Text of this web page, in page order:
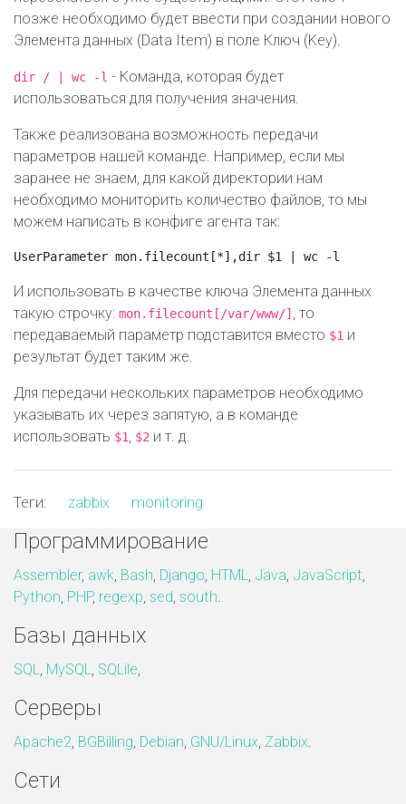
позже необходимо будет ввести при создании нового
Элемента данных (Data Item) в поле Ключ (Key).
dir / | wc -l - Команда, которая будет
использоваться для получения значения.
Также реализована возможность передачи
параметров нашей команде. Например, если мы
заранее не знаем, для какой директории нам
необходимо мониторить количество файлов, то мы
можем написать в конфиге агента так:
И использовать в качестве ключа Элемента данных
такую строчку: mon.filecount[/var/www/] , то
передаваемый параметр подставится вместо $1 и
результат будет таким же.
Для передачи нескольких параметров необходимо
указывать их через запятую, а в команде
использовать $1, $2 и т. д.
Теги: zabbix monitoring
Программирование
Assembler, awk, Bash, Django, HTML, Java, JavaScript,
Python, PHP, regexp, sed, south.
Базы данных
SQL, MySQL, SQLile,
Серверы
Apache2, BGBilling, Debian, GNU/Linux, Zabbix.
Сети